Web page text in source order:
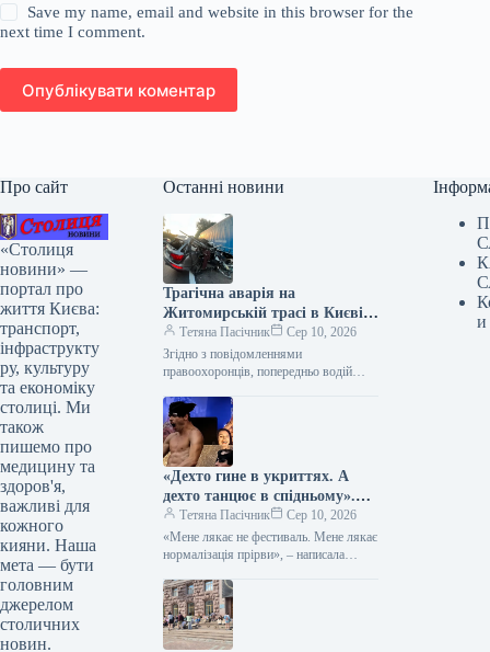
Save my name, email and website in this browser for the
next time I comment.
Опублікувати коментар
Про сайт
«Столиця
новини» —
портал про
життя Києва:
транспорт,
інфраструкту
ру, культуру
та економіку
столиці. Ми
також
пишемо про
медицину та
здоров'я,
важливі для
кожного
кияни. Наша
мета — бути
головним
джерелом
столичних
новин.
Останні новини
Трагічна аварія на
Житомирській трасі в Києві:
жертвою стала жінка і
дворічна дитина.
Тетяна Пасічник
Сер 10, 2026
Згідно з повідомленнями
правоохоронців, попередньо водій
понеділок, 10 серпня, приблизно о 5:50
ранку на Житомирському…
«Дехто гине в укриттях. А
дехто танцює в спідньому».
Медикиня розкритикувала
відомий етнофестиваль у
Києві
Тетяна Пасічник
Сер 10, 2026
«Мене лякає не фестиваль. Мене лякає
нормалізація прірви», – написала
який становить важливу складову
свята –…
и